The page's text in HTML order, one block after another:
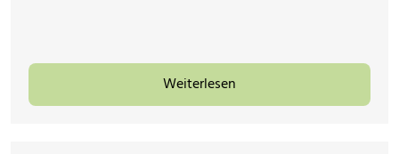
Weiterlesen